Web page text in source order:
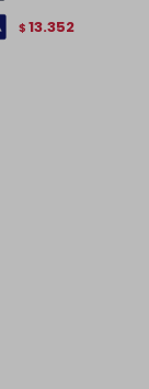
$ 13.352